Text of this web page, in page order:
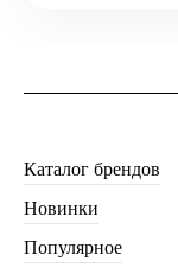
Каталог брендов
Новинки
Популярное